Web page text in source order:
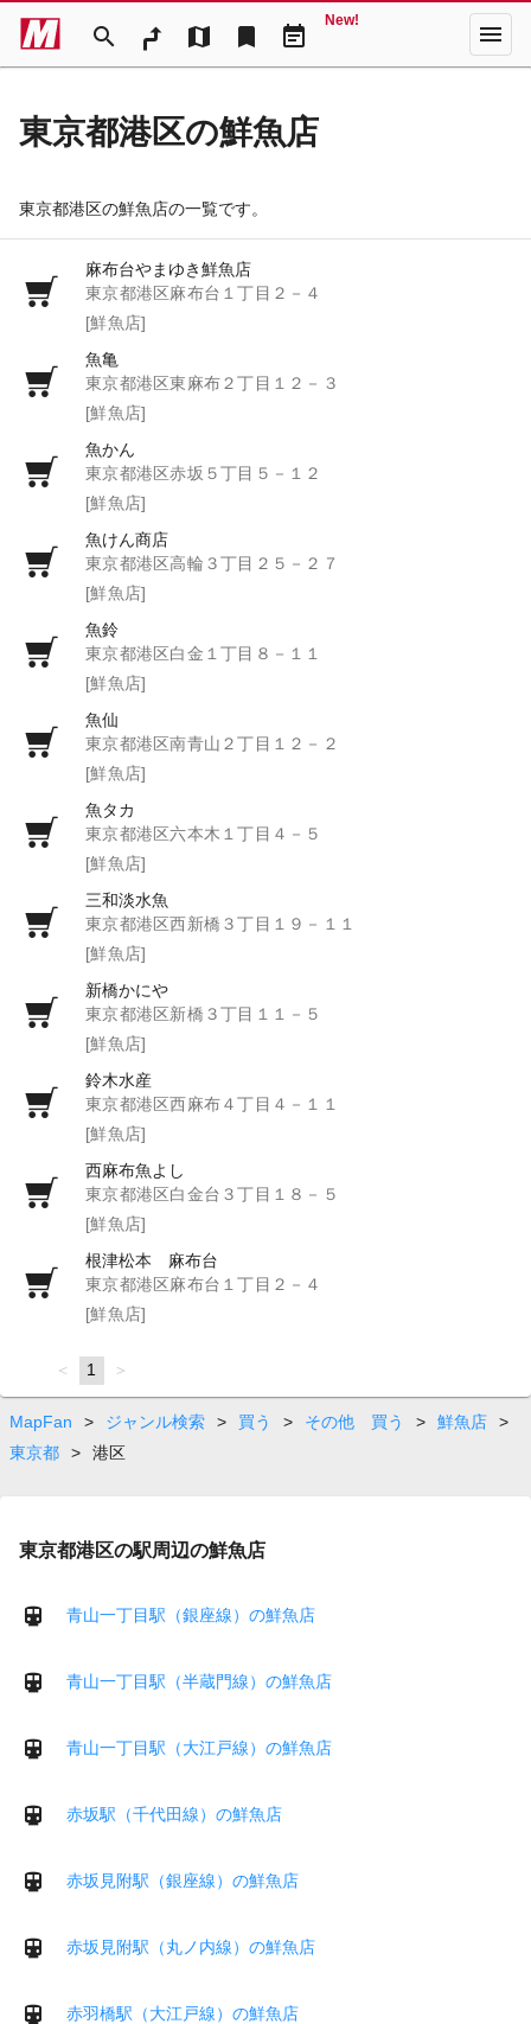
search map bookmark event_note
New! menu
東京都港区の鮮魚店
東京都港区の鮮魚店の一覧です。
麻布台やまゆき鮮魚店
東京都港区麻布台１丁目２－４
[鮮魚店]
魚亀
東京都港区東麻布２丁目１２－３
[鮮魚店]
魚かん
東京都港区赤坂５丁目５－１２
[鮮魚店]
魚けん商店
東京都港区高輪３丁目２５－２７
[鮮魚店]
魚鈴
東京都港区白金１丁目８－１１
[鮮魚店]
魚仙
東京都港区南青山２丁目１２－２
[鮮魚店]
魚タカ
東京都港区六本木１丁目４－５
[鮮魚店]
三和淡水魚
東京都港区西新橋３丁目１９－１１
[鮮魚店]
新橋かにや
東京都港区新橋３丁目１１－５
[鮮魚店]
鈴木水産
東京都港区西麻布４丁目４－１１
[鮮魚店]
西麻布魚よし
東京都港区白金台３丁目１８－５
[鮮魚店]
根津松本 麻布台
東京都港区麻布台１丁目２－４
[鮮魚店]
page
You're
on
page
1 page
MapFan > ジャンル検索 > 買う > その他 買う > 鮮魚店
>
東京都
> 港区
東京都港区の駅周辺の鮮魚店
青山一丁目駅（銀座線）の鮮魚店
青山一丁目駅（半蔵門線）の鮮魚店
青山一丁目駅（大江戸線）の鮮魚店
赤坂駅（千代田線）の鮮魚店
赤坂見附駅（銀座線）の鮮魚店
赤坂見附駅（丸ノ内線）の鮮魚店
赤羽橋駅（大江戸線）の鮮魚店